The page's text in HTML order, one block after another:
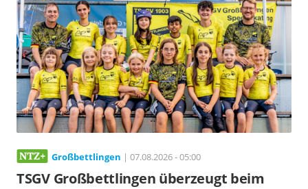
Großbettlingen | 07.08.2026 - 05:00
TSGV Großbettlingen überzeugt beim